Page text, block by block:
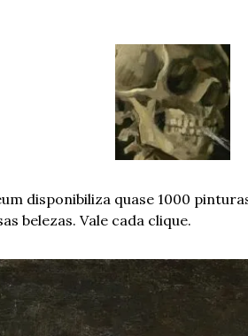
belezas. Vale cada clique.